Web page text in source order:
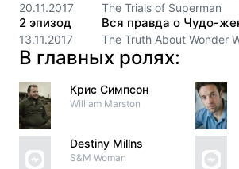
20.11.2017 The Trials of Superman
2 эпизод
13.11.2017
Вся правда о Чудо-
The Truth About Wonder
В главных ролях:
Крис Симпсон
William Marston
Destiny Millns
S&M Woman